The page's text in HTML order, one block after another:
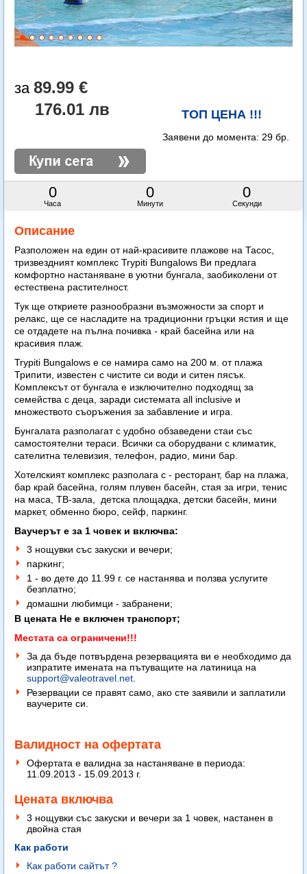
89.99 €
176.01 лв
ТОП ЦЕНА !!!
0
Часа
0
Минути
0
Секунди
Заявени до момента: 29 бр.
Описание
Разположен на един от най-красивите плажове на Тасос,
тризвездният комплекс Trypiti Bungalows Ви предлага
комфортно настаняване в уютни бунгала, заобиколени от
естествена растителност.
Тук ще откриете разнообразни възможности за спорт и
релакс, ще се насладите на традиционни гръцки ястия и ще
се отдадете на пълна почивка - край басейна или на
красивия плаж.
Trypiti Bungalows е се намира само на 200 м. от плажа
Трипити, известен с чистите си води и ситен пясък.
Комплексът от бунгала е изключително подходящ за
семейства с деца, заради системата all inclusive и
множеството съоръжения за забавление и игра.
Бунгалата разполагат с удобно обзаведени стаи със
самостоятелни тераси. Всички са оборудвани с климатик,
сателитна телевизия, телефон, радио, мини бар.
Хотелският комплекс разполага с - ресторант, бар на плажа,
бар край басейна, голям плувен басейн, стая за игри, тенис
на маса, ТВ-зала, детска площадка, детски басейн, мини
маркет, обменно бюро, сейф, паркинг.
Ваучерът е за 1 човек и включва:
3 нощувки със закуски и вечери;
паркинг;
1 - во дете до 11.99 г. се настанява и ползва услугите
безплатно;
домашни любимци - забранени;
В цената Не е включен транспорт;
Местата са ограничени!!!
За да бъде потвърдена резервацията ви е необходимо да
изпратите имената на пътуващите на латиница на
support@valeotravel.net
Резервации се правят само, ако сте заявили и заплатили
ваучерите си.
Валидност на офертата
Офертата е валидна за настаняване в периода:
11.09.2013 - 15.09.2013 г.
Цената включва
3 нощувки със закуски и вечери за 1 човек, настанен в
двойна стая
Как работи
Как работи сайтът ?